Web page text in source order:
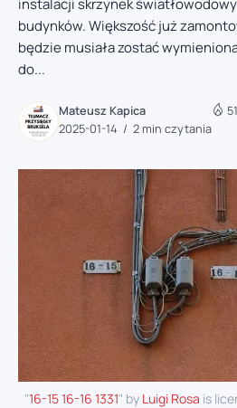
instalacji skrzynek
budynków. Większość już
będzie musiała zostać
do...
Mateusz Kapica
2025-01-14
2 min czytania
"16-15 16-16 1331" by Luigi Rosa is